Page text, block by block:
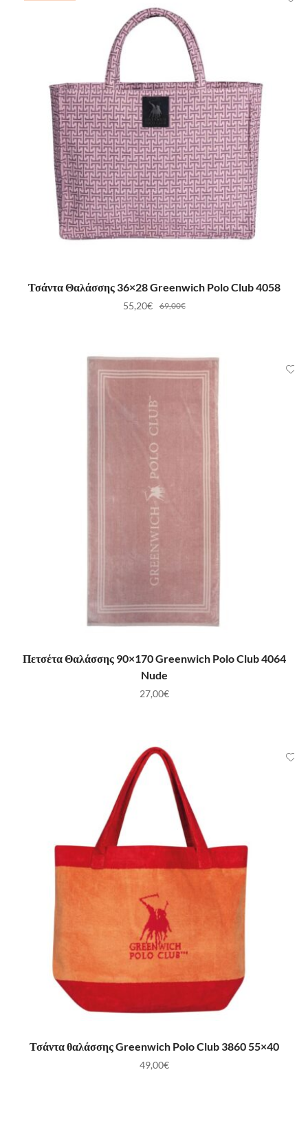
ΠΡΟΣΘΉΚΗ ΣΤΟ ΚΑΛΆΘΙ
Τσάντα Θαλάσσης 36×28 Greenwich Polo Club 4058
69,00€
55,20€
ΠΡΟΣΘΉΚΗ ΣΤΟ ΚΑΛΆΘΙ
Πετσέτα Θαλάσσης 90×170 Greenwich Polo Club 4064
Nude
27,00€
ΠΡΟΣΘΉΚΗ ΣΤΟ ΚΑΛΆΘΙ
Τσάντα θαλάσσης Greenwich Polo Club 3860 55×40
49,00€